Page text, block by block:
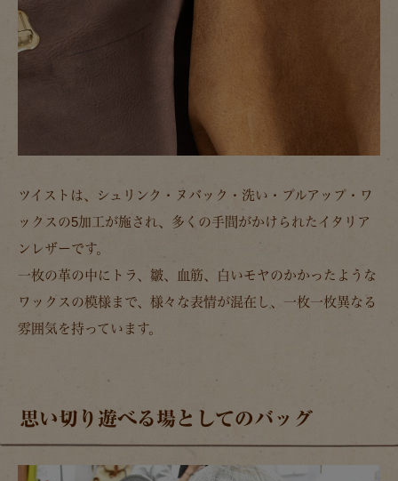
ツイストは、シュリンク・ヌバック・洗い・プルアップ・ワ
ックスの5加工が施され、多くの手間がかけられたイタリア
ンレザーです。
一枚の革の中にトラ、皺、血筋、白いモヤのかかったような
ワックスの模様まで、様々な表情が混在し、一枚一枚異なる
雰囲気を持っています。
思い切り遊べる場としてのバッグ